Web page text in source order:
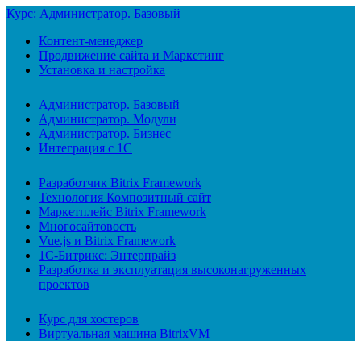
Курс: Администратор. Базовый
Контент-менеджер
Продвижение сайта и Маркетинг
Установка и настройка
Администратор. Базовый
Администратор. Модули
Администратор. Бизнес
Интеграция с 1С
Разработчик Bitrix Framework
Технология Композитный сайт
Маркетплейс Bitrix Framework
Многосайтовость
Vue.js и Bitrix Framework
1С-Битрикс: Энтерпрайз
Разработка и эксплуатация высоконагруженных
проектов
Курс для хостеров
Виртуальная машина BitrixVM